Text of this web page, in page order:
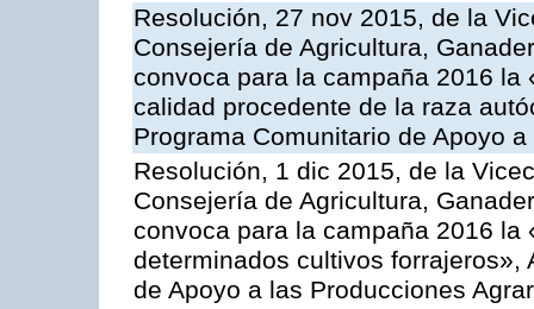
Resolución, 27 nov 2015, de la
Consejería de Agricultura,
convoca para la campaña 2016
calidad procedente de la raza
Programa Comunitario de Apoyo
Resolución, 1 dic 2015, de la
Consejería de Agricultura,
convoca para la campaña 2016 la
determinados cultivos forrajeros»,
de Apoyo a las Producciones